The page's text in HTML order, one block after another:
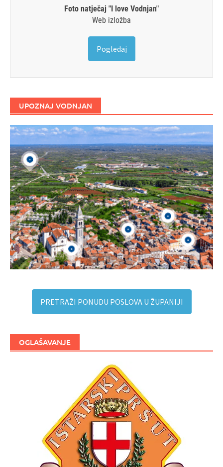
Foto natječaj "I love Vodnjan"
Web izložba
Pogledaj
UPOZNAJ VODNJAN
PRETRAŽI PONUDU POSLOVA U ŽUPANIJI
OGLAŠAVANJE